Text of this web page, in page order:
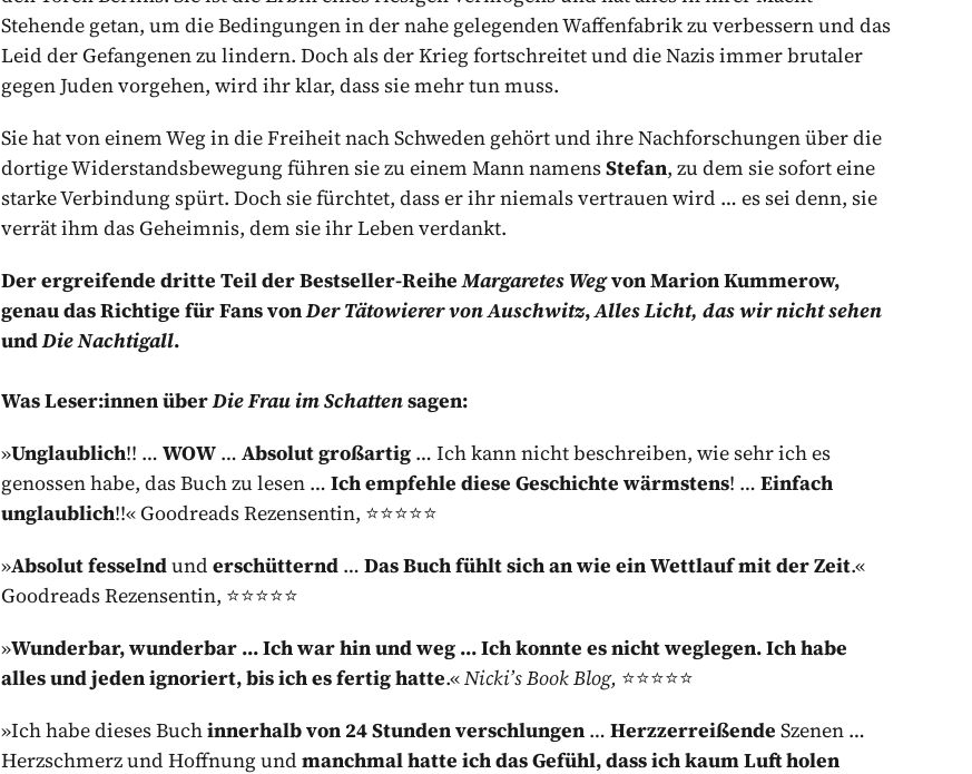
Stehende getan, um die Bedingungen in der nahe gelegenden Waffenfabrik zu verbessern und das
Leid der Gefangenen zu lindern. Doch als der Krieg fortschreitet und die Nazis immer brutaler
gegen Juden vorgehen, wird ihr klar, dass sie mehr tun muss.
Sie hat von einem Weg in die Freiheit nach Schweden gehört und ihre Nachforschungen über die
dortige Widerstandsbewegung führen sie zu einem Mann namensStefan, zu dem sie sofort eine
starke Verbindung spürt. Doch sie fürchtet, dass er ihr niemals vertrauen wird … es sei denn, sie
verrät ihm das Geheimnis, dem sie ihr Leben verdankt.
Der ergreifende dritte Teil der Bestseller-ReiheMargaretes Wegvon Marion Kummerow,
genau das Richtige für Fans vonDer Tätowierer von Auschwitz,Alles Licht, das wir nicht sehen
undDie Nachtigall.
Was Leser:innen überDie Frau im Schattensagen:
»Unglaublich!! …WOW …Absolut großartig … Ich kann nicht beschreiben, wie sehr ich es
genossen habe, das Buch zu lesen …Ich empfehle diese Geschichte wärmstens! … Einfach
unglaublich!!« Goodreads Rezensentin, ⭐⭐⭐⭐⭐
»Absolut fesselndunderschütternd …Das Buch fühlt sich an wie ein Wettlauf mit der Zeit.«
Goodreads Rezensentin, ⭐⭐⭐⭐⭐
»Wunderbar, wunderbar … Ich war hin und weg … Ich konnte es nicht weglegen. Ich habe
alles und jeden ignoriert, bis ich es fertig hatte.«Nicki’s Book Blog, ⭐⭐⭐⭐⭐
»Ich habe dieses Buchinnerhalb von 24 Stunden verschlungen …Herzzerreißende Szenen …
Herzschmerz und Hoffnung undmanchmal hatte ich das Gefühl, dass ich kaum Luft holen